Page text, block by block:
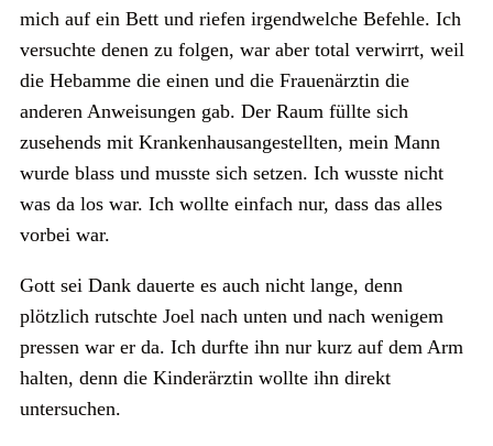
mich auf ein Bett und riefen irgendwelche Befehle. Ich
versuchte denen zu folgen, war aber total verwirrt, weil
die Hebamme die einen und die Frauenärztin die
anderen Anweisungen gab. Der Raum füllte sich
zusehends mit Krankenhausangestellten, mein Mann
wurde blass und musste sich setzen. Ich wusste nicht
was da los war. Ich wollte einfach nur, dass das alles
vorbei war.
Gott sei Dank dauerte es auch nicht lange, denn
plötzlich rutschte Joel nach unten und nach wenigem
pressen war er da. Ich durfte ihn nur kurz auf dem Arm
halten, denn die Kinderärztin wollte ihn direkt
untersuchen.